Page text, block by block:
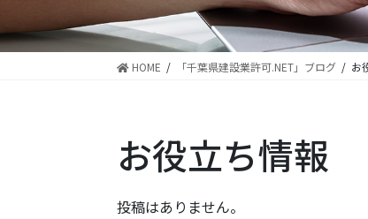
HOME 「千葉県建設業許可.NET」ブログ お
お役立ち情報
投稿はありません。